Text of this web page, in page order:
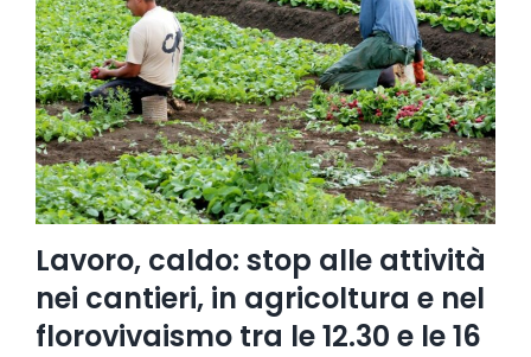
Lavoro, caldo: stop alle attività
nei cantieri, in agricoltura e nel
florovivaismo tra le 12.30 e le 16